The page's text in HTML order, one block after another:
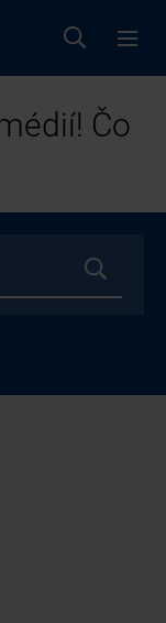
Čo